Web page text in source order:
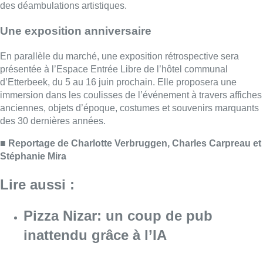
des déambulations artistiques.
Une exposition anniversaire
En parallèle du marché, une exposition rétrospective sera
présentée à l’Espace Entrée Libre de l’hôtel communal
d’Etterbeek, du 5 au 16 juin prochain. Elle proposera une
immersion dans les coulisses de l’événement à travers affiches
anciennes, objets d’époque, costumes et souvenirs marquants
des 30 dernières années.
■ Reportage de Charlotte Verbruggen, Charles Carpreau et
Stéphanie Mira
Lire aussi :
Pizza Nizar: un coup de pub
inattendu grâce à l’IA